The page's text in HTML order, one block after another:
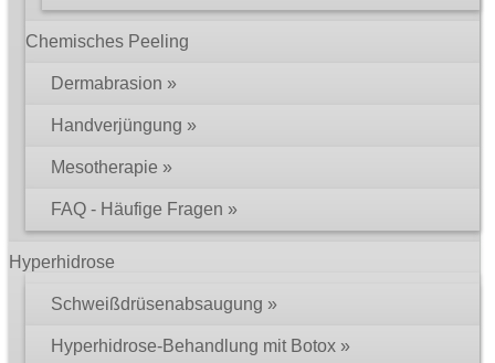
Chemisches Peeling
Dermabrasion
Handverjüngung
Mesotherapie
FAQ - Häufige Fragen
Hyperhidrose
Schweißdrüsenabsaugung
Hyperhidrose-Behandlung mit Botox